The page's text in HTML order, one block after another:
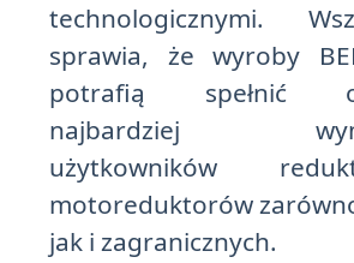
technologicznymi.
sprawia, że wyroby
potrafią spełnić
najbardziej
użytkowników
motoreduktorów
jak i zagranicznych.